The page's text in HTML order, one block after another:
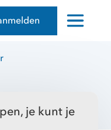
je kunt je